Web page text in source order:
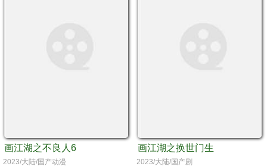
画江湖之不良人6
2023/大陆/国产动漫
画江湖之换世门生
2023/大陆/国产剧